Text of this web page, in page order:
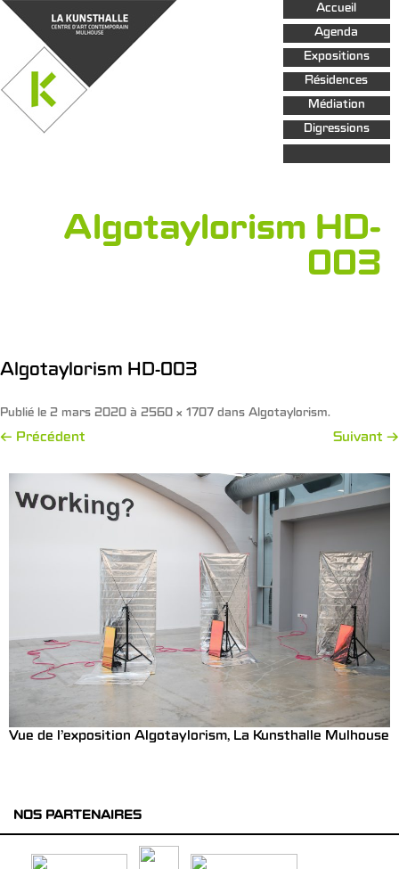
Aller au
contenu
principal
Accueil
Agenda
Expositions
Résidences
Médiation
Digressions
Algotaylorism HD-
003
Algotaylorism HD-003
Publié le 2 mars 2020 à 2560 × 1707 dans Algotaylorism.
← Précédent Suivant →
Vue de l’exposition Algotaylorism, La Kunsthalle Mulhouse
NOS PARTENAIRES